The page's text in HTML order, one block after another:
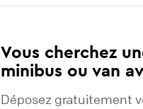
Vous cherchez
minibus ou van
Déposez gratuitement